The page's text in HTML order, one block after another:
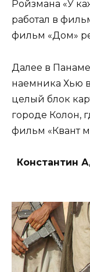
Ройзмана «У
работал в
фильм «Дом»
Далее в
наемника Хью
целый блок
городе Колон,
фильм «Квант
Константин